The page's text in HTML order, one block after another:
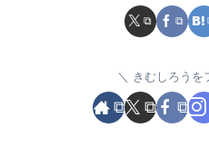
きむしろうを